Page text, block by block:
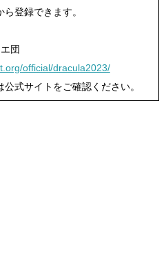
ら登録できます。
団
official/dracula2023/
公式サイトをご確認ください。